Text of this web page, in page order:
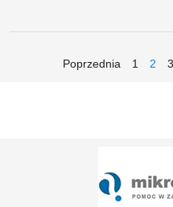
Poprzednia 1 2 3